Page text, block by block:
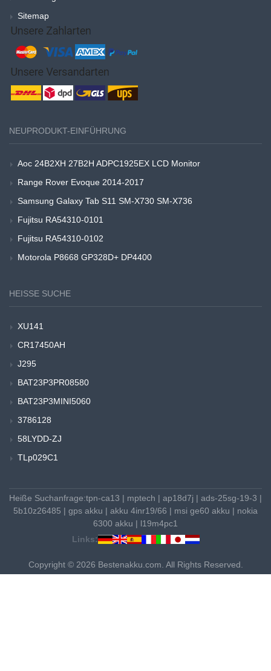
Sitemap
NEUPRODUKT-EINFÜHRUNG
Aoc 24B2XH 27B2H ADPC1925EX LCD Monitor
Range Rover Evoque 2014-2017
Samsung Galaxy Tab S11 SM-X730 SM-X736
Fujitsu RA54310-0101
Fujitsu RA54310-0102
Motorola P8668 GP328D+ DP4400
HEISSE SUCHE
XU141
CR17450AH
J295
BAT23P3PR08580
BAT23P3MINI5060
3786128
58LYDD-ZJ
TLp029C1
Heiße Suchanfrage:tpn-ca13 | mptech | ap18d7j | ads-25sg-19-3 |
5b10z26485 | gps akku | akku 4inr19/66 | msi ge60 akku | nokia
6300 akku | l19m4pc1
Links:
Copyright © 2026 Bestenakku.com. All Rights Reserved.